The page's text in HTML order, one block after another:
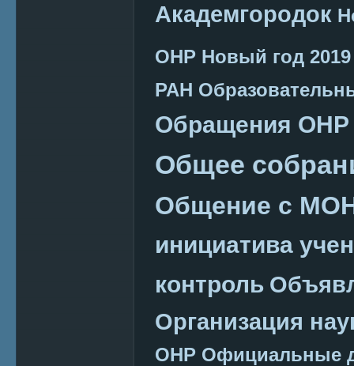
Академгородок
ОНР Новый год 2019
РАН
Обращения ОНР
Общее
Общение с
инициатива
контроль
Организация
ОНР Официальные